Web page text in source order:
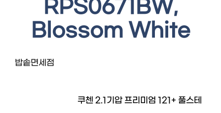
RPS0671BW,
Blossom White
밥솥면세점
쿠첸 2.1기압 프리미엄 121+ 풀스테